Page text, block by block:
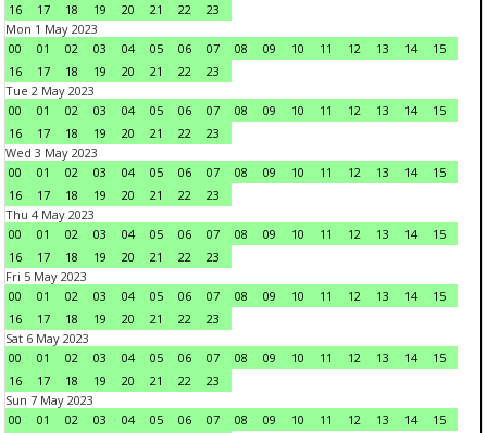
16
17 18 19 20 21 22
23
Mon 1 May 2023
00
01 02 03 04 05 06 07 08 09 10 11 12 13 14
15
16
17 18 19 20 21 22
23
Tue 2 May 2023
00
01 02 03 04 05 06 07 08 09 10 11 12 13 14
15
16
17 18 19 20 21 22
23
Wed 3 May 2023
00
01 02 03 04 05 06 07 08 09 10 11 12 13 14
15
16
17 18 19 20 21 22
23
Thu 4 May 2023
00
01 02 03 04 05 06 07 08 09 10 11 12 13 14
15
16
17 18 19 20 21 22
23
Fri 5 May 2023
00
01 02 03 04 05 06 07 08 09 10 11 12 13 14
15
16
17 18 19 20 21 22
23
Sat 6 May 2023
00
01 02 03 04 05 06 07 08 09 10 11 12 13 14
15
16
17 18 19 20 21 22
23
Sun 7 May 2023
00
01 02 03 04 05 06 07 08 09 10 11 12 13 14
15